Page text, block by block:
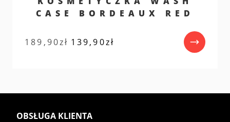
CASE BORDEAUX RED
189,90zł cena
139,90zł
OBSŁUGA KLIENTA